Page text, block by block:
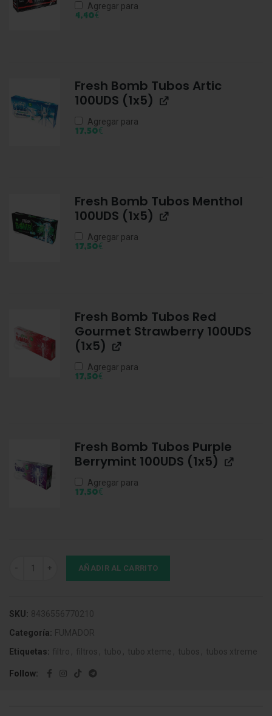
Agregar para
4,40€
Fresh Bomb Tubos Artic
100UDS (1x5)
Agregar para
17,50€
Fresh Bomb Tubos Menthol
100UDS (1x5)
Agregar para
17,50€
Fresh Bomb Tubos Red
Gourmet Strawberry 100UDS
(1x5)
Agregar para
17,50€
Fresh Bomb Tubos Purple
Berrymint 100UDS (1x5)
Agregar para
17,50€
Xtreme Xtra Tubos 1100UDS (1und) cantidad
AÑADIR AL CARRITO
SKU: 8436556770210
Categoría: FUMADOR
Etiquetas: filtro , filtros , tubo , tubo xteme , tubos , tubos xtreme
Follow